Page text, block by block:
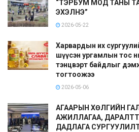
“ТЭРБУМ МОД ТАНЫ
ЭХЭЛНЭ”
2026-05-22
Харвардын их
шүүсэн ургамлын тос
тэнцвэрт байдлыг
тогтоожээ
2026-05-06
АГААРЫН ХӨЛГИЙН
АЖИЛЛАГАА,
ДАДЛАГА